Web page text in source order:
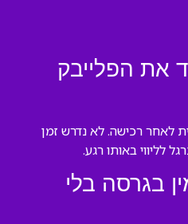
את הפלייבק
לאחר רכישה. לא נדרש זמן
לליווי באותו רגע.
בגרסה בלי